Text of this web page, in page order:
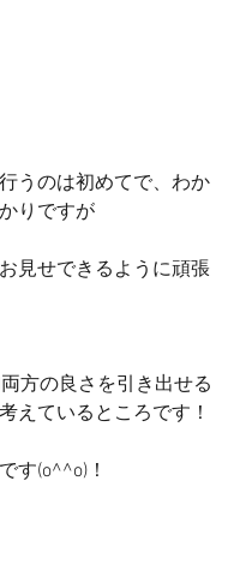
うのは初めてで、わか
りですが
見せできるように頑張
両方の良さを引き出せる
えているところです！
す(o^^o)！